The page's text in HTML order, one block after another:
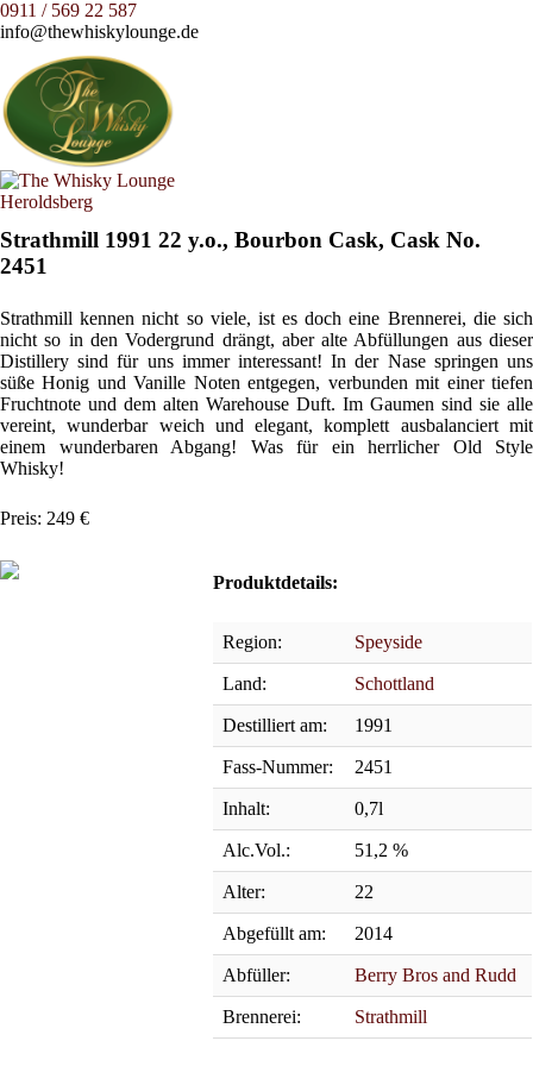
0911 / 569 22 587
info@thewhiskylounge.de
Strathmill 1991 22 y.o., Bourbon Cask, Cask No.
2451
Strathmill kennen nicht so viele, ist es doch eine Brennerei, die sich
nicht so in den Vodergrund drängt, aber alte Abfüllungen aus dieser
Distillery sind für uns immer interessant! In der Nase springen uns
süße Honig und Vanille Noten entgegen, verbunden mit einer tiefen
Fruchtnote und dem alten Warehouse Duft. Im Gaumen sind sie alle
vereint, wunderbar weich und elegant, komplett ausbalanciert mit
einem wunderbaren Abgang! Was für ein herrlicher Old Style
Whisky!
Preis: 249 €
Produktdetails:
Region: Speyside
Land: Schottland
Destilliert am: 1991
Fass-Nummer: 2451
Inhalt: 0,7l
Alc.Vol.: 51,2 %
Alter: 22
Abgefüllt am: 2014
Abfüller: Berry Bros and Rudd
Brennerei: Strathmill